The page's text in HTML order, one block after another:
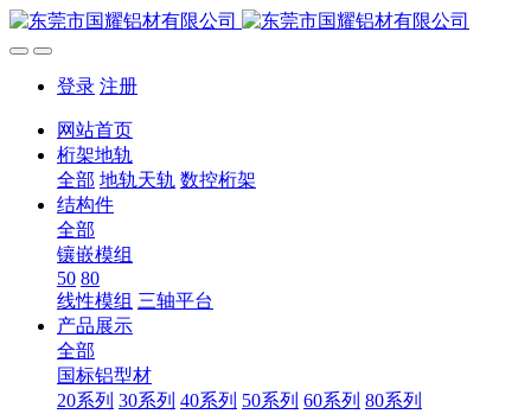
登录 注册
网站首页
桁架地轨
全部 地轨天轨 数控桁架
结构件
全部
镶嵌模组
50 80
线性模组 三轴平台
产品展示
全部
国标铝型材
20系列 30系列 40系列 50系列 60系列 80系列